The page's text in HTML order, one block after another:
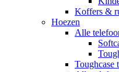
Koffers &
Hoezen
Alle
Toughcase